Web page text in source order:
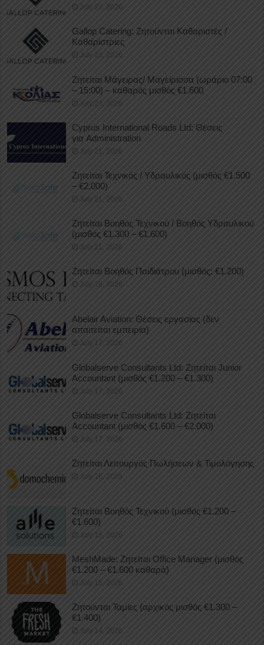
July 23, 2026
Gallop Catering: Ζητούνται Καθαριστές /
Καθαρίστριες
July 23, 2026
Ζητείται Μάγειρας/ Μαγείρισσα (ωράριο 07:00
– 15:00) – καθαρός μισθός €1.600
July 23, 2026
Cyprus International Roads Ltd: Θέσεις
για Administration
July 21, 2026
Ζητείται Τεχνικός / Υδραυλικός (μισθός €1.500
– €2.000)
July 21, 2026
Ζητείται Βοηθός Τεχνικού / Βοηθός Υδραυλικού
(μισθός €1.300 – €1.600)
July 21, 2026
Ζητείται Βοηθός Παιδιάτρου (μισθός: €1.200)
July 18, 2026
Abelair Aviation: Θέσεις εργασίας (δεν
απαιτείται εμπειρία)
July 17, 2026
Globalserve Consultants Ltd: Ζητείται Junior
Accountant (μισθός €1.200 – €1.300)
July 17, 2026
Globalserve Consultants Ltd: Ζητείται
Accountant (μισθός €1.600 – €2.000)
July 17, 2026
Ζητείται Λειτουργός Πωλήσεων & Τιμολόγησης
July 16, 2026
Ζητείται Βοηθός Τεχνικού (μισθός €1.200 –
€1.600)
July 15, 2026
MeshMade: Ζητείται Office Manager (μισθός
€1.200 – €1.600 καθαρά)
July 15, 2026
Ζητούνται Ταμίες (αρχικός μισθός €1.300 –
€1.400)
July 14, 2026